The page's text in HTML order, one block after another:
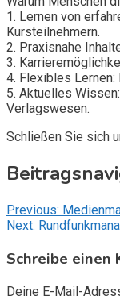
1. Lernen von
Kursteilnehmern.
2. Praxisnahe
3.
4. Flexibles Lernen:
5. Aktuelles
Verlagswesen.
Schließen Sie sich
Previous:
Next:
Schreibe einen
Deine E-Mail-